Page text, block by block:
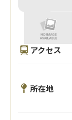
アクセス
所在地